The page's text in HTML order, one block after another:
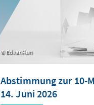
EdvanKun
Abstimmung zur 10-
14. Juni 2026